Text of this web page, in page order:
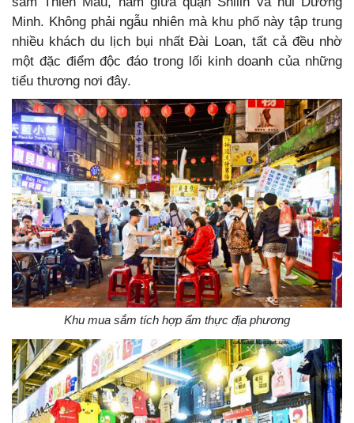
Minh. Không phải ngẫu nhiên mà khu phố này tập trung
nhiều khách du lịch bụi nhất Đài Loan, tất cả đều nhờ
một đặc điểm độc đáo trong lối kinh doanh của những
tiểu thương nơi đây.
Khu mua sắm tích hợp ẩm thực địa phương